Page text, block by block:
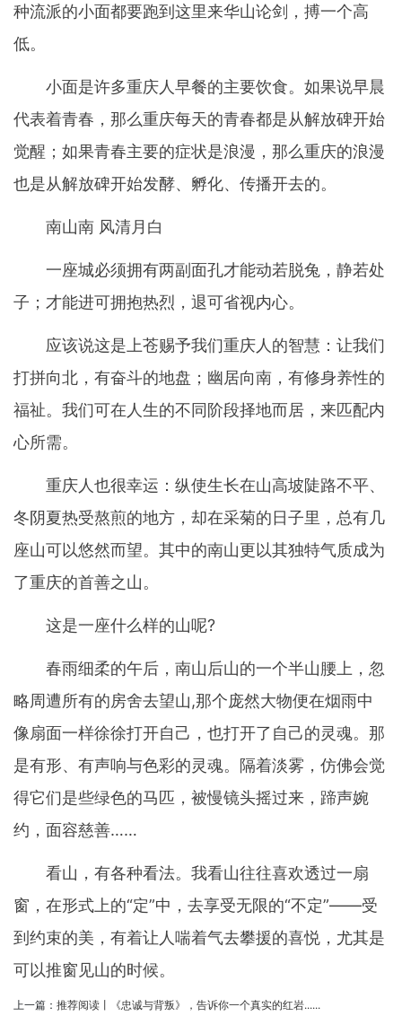
种流派的小面都要跑到这里来华山论剑，搏一个高
低。
小面是许多重庆人早餐的主要饮食。如果说早晨
代表着青春，那么重庆每天的青春都是从解放碑开始
觉醒；如果青春主要的症状是浪漫，那么重庆的浪漫
也是从解放碑开始发酵、孵化、传播开去的。
南山南 风清月白
一座城必须拥有两副面孔才能动若脱兔，静若处
子；才能进可拥抱热烈，退可省视内心。
应该说这是上苍赐予我们重庆人的智慧：让我们
打拼向北，有奋斗的地盘；幽居向南，有修身养性的
福祉。我们可在人生的不同阶段择地而居，来匹配内
心所需。
重庆人也很幸运：纵使生长在山高坡陡路不平、
冬阴夏热受熬煎的地方，却在采菊的日子里，总有几
座山可以悠然而望。其中的南山更以其独特气质成为
了重庆的首善之山。
这是一座什么样的山呢?
春雨细柔的午后，南山后山的一个半山腰上，忽
略周遭所有的房舍去望山,那个庞然大物便在烟雨中
像扇面一样徐徐打开自己，也打开了自己的灵魂。那
是有形、有声响与色彩的灵魂。隔着淡雾，仿佛会觉
得它们是些绿色的马匹，被慢镜头摇过来，蹄声婉
约，面容慈善……
看山，有各种看法。我看山往往喜欢透过一扇
窗，在形式上的“定”中，去享受无限的“不定”——受
到约束的美，有着让人喘着气去攀援的喜悦，尤其是
可以推窗见山的时候。
上一篇： 推荐阅读丨《忠诚与背叛》，告诉你一个真实的红岩......